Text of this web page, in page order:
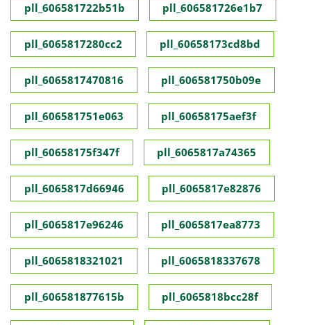
pll_606581722b51b pll_606581726e1b7
pll_6065817280cc2 pll_60658173cd8bd
pll_6065817470816 pll_606581750b09e
pll_606581751e063 pll_60658175aef3f
pll_60658175f347f pll_6065817a74365
pll_6065817d66946 pll_6065817e82876
pll_6065817e96246 pll_6065817ea8773
pll_6065818321021 pll_6065818337678
pll_606581877615b pll_6065818bcc28f